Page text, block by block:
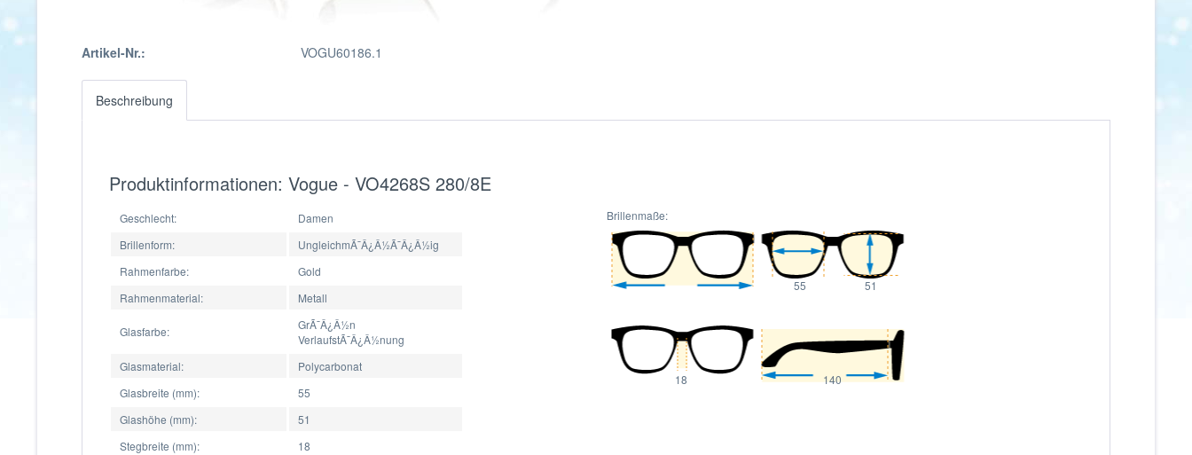
Artikel-Nr.: VOGU60186.1
Beschreibung
Produktinformationen: Vogue - VO4268S 280/8E
Geschlecht:
Damen
Brillenform:
UngleichmÃ¯Â¿Â½Ã¯Â¿Â½ig
Rahmenfarbe:
Gold
Rahmenmaterial:
Metall
Glasfarbe:
GrÃ¯Â¿Â½n
VerlaufstÃ¯Â¿Â½nung
Glasmaterial:
Polycarbonat
Glasbreite (mm):
55
Glashöhe (mm):
51
Stegbreite (mm):
18
Brillenmaße:
55 51
18 140